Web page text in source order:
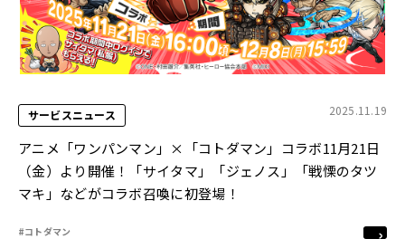
サービスニュース 2025.11.19
アニメ「ワンパンマン」×「コトダマン」コラボ11月21日
（金）より開催！「サイタマ」「ジェノス」「戦慄のタツ
マキ」などがコラボ召喚に初登場！
#コトダマン